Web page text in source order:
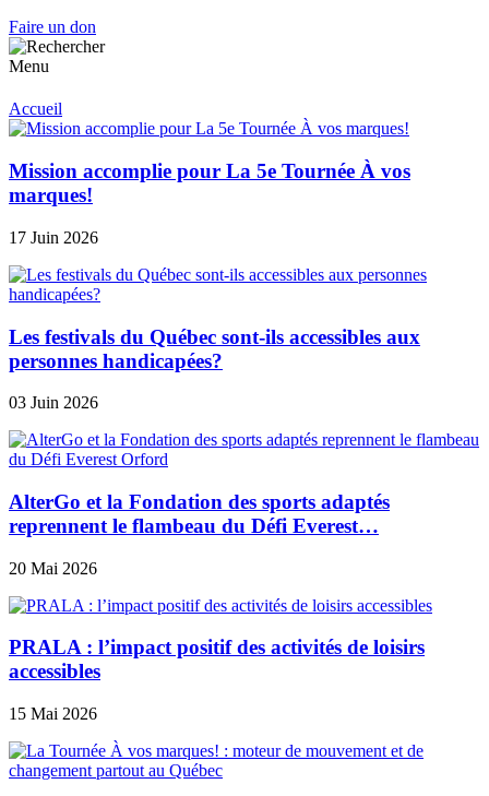
Faire un don
Menu
Accueil
Mission accomplie pour La 5e Tournée À vos
marques!
17 Juin 2026
Les festivals du Québec sont-ils accessibles aux
personnes handicapées?
03 Juin 2026
AlterGo et la Fondation des sports adaptés
reprennent le flambeau du Défi Everest…
20 Mai 2026
PRALA : l’impact positif des activités de loisirs
accessibles
15 Mai 2026